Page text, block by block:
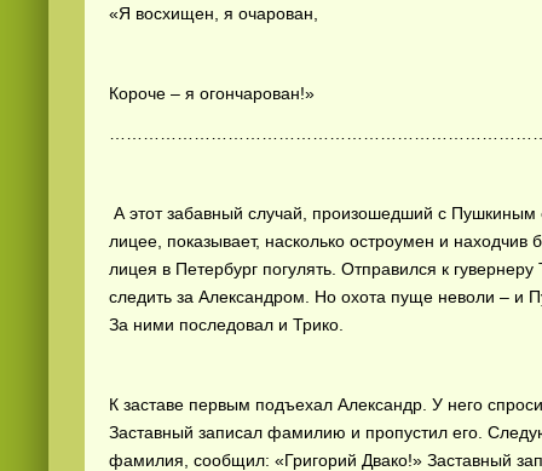
«Я восхищен, я очарован,
Короче – я огончарован!»
А этот забавный случай, произошедший с
лицее, показывает, насколько остроумен и
лицея в Петербург погулять. Отправился к
следить за Александром. Но охота пуще неволи – и
За ними последовал и Трико.
К заставе первым подъехал Александр. У него
Заставный записал фамилию и пропустил его.
фамилия, сообщил: «Григорий Двако!» Заставный
скачатьна телефон бесплатно